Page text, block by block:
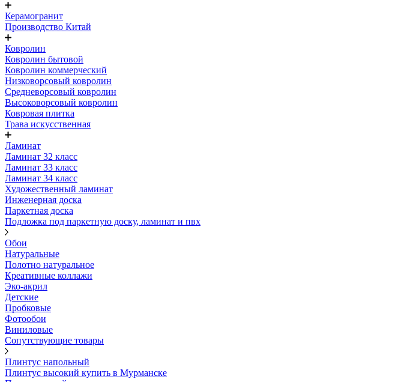
Керамогранит
Производство Китай
Ковролин
Ковролин бытовой
Ковролин коммерческий
Низковорсовый ковролин
Средневорсовый ковролин
Высоковорсовый ковролин
Ковровая плитка
Трава искусственная
Ламинат
Ламинат 32 класс
Ламинат 33 класс
Ламинат 34 класс
Художественный ламинат
Инженерная доска
Паркетная доска
Подложка под паркетную доску, ламинат и пвх
Обои
Натуральные
Полотно натуральное
Креативные коллажи
Эко-акрил
Детские
Пробковые
Фотообои
Виниловые
Сопутствующие товары
Плинтус напольный
Плинтус высокий купить в Мурманске